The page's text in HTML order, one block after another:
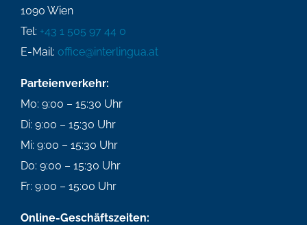
1090 Wien
Tel: +43 1 505 97 44 0
E-Mail: office@interlingua.at
Parteienverkehr:
Mo: 9:00 – 15:30 Uhr
Di: 9:00 – 15:30 Uhr
Mi: 9:00 – 15:30 Uhr
Do: 9:00 – 15:30 Uhr
Fr: 9:00 – 15:00 Uhr
Online-Geschäftszeiten: